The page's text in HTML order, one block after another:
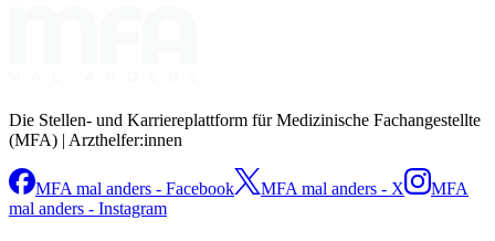
Die Stellen- und Karriereplattform für Medizinische Fachangestellte
(MFA) | Arzthelfer:innen
MFA mal anders - Facebook MFA mal anders - X
MFA
mal anders - Instagram